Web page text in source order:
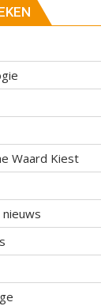
Waard Kiest